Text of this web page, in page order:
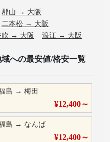
郡山 → 大阪
二本松 → 大阪
吹 → 大阪 浪江 → 大阪
への最安値/格安一覧
島 →梅田
¥12,400～
島 → なんば
¥12,400～